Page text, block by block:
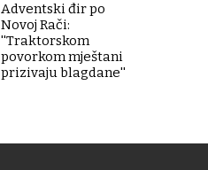
Adventski đir po
Novoj Rači:
''Traktorskom
povorkom mještani
prizivaju blagdane''